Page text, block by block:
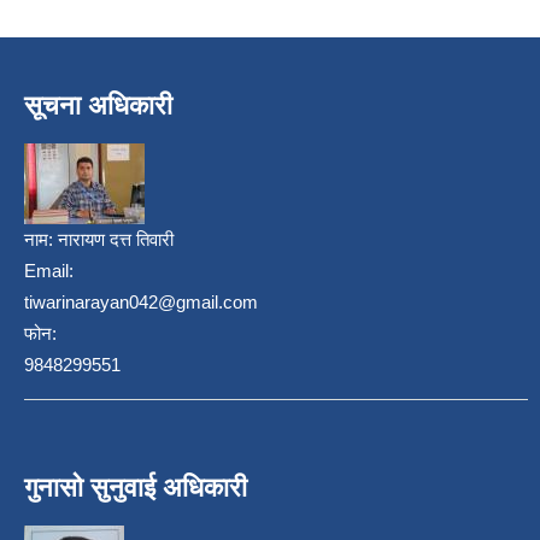
सूचना अधिकारी
नाम:नारायण दत्त तिवारी
Email:
tiwarinarayan042@gmail.com
फोन:
9848299551
गुनासो सुनुवाई अधिकारी